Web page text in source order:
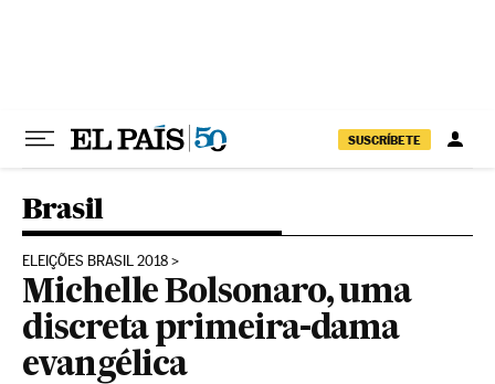
SUSCRÍBETE
Brasil
ELEIÇÕES BRASIL 2018
Michelle Bolsonaro, uma
discreta primeira-dama
evangélica